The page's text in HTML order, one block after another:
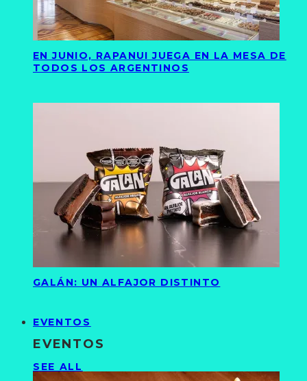
EN JUNIO, RAPANUI JUEGA EN LA MESA DE
TODOS LOS ARGENTINOS
GALÁN: UN ALFAJOR DISTINTO
EVENTOS
EVENTOS
SEE ALL